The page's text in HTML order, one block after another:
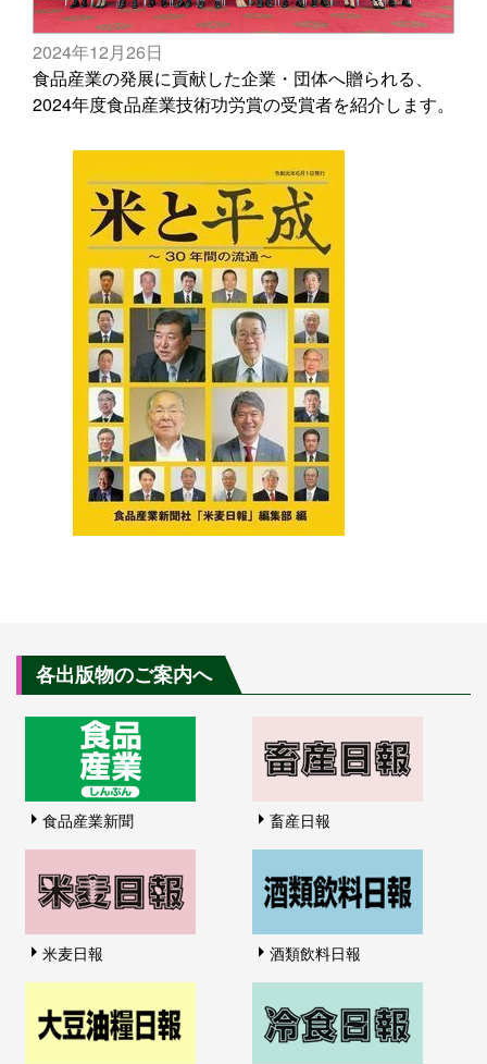
2024年12月26日
食品産業の発展に貢献した企業・団体へ贈られる、
2024年度食品産業技術功労賞の受賞者を紹介します。
各出版物のご案内へ
食品産業新聞 畜産日報
米麦日報 酒類飲料日報